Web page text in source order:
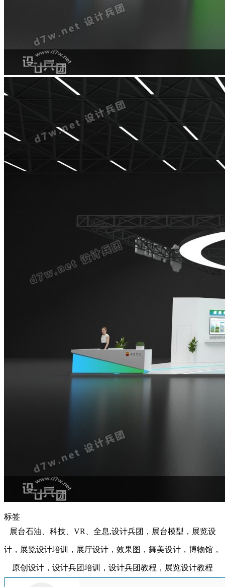
标签
展台石油、科技、VR、全息,设计兵团，展台模型，展览设
计，展览设计培训，展厅设计，效果图，舞美设计，博物馆，
原创设计，设计兵团培训，设计兵团教程，展览设计教程